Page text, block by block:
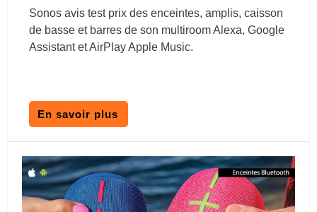
Sonos avis test prix des enceintes, amplis, caisson
de basse et barres de son multiroom Alexa, Google
Assistant et AirPlay Apple Music.
En savoir plus